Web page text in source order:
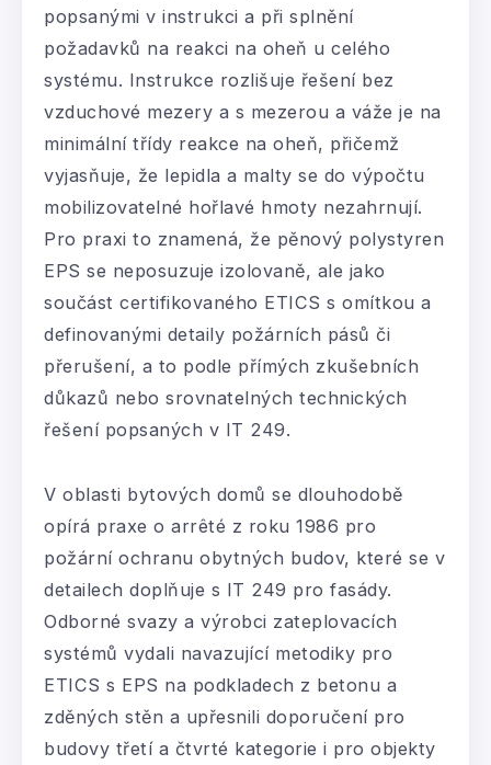
popsanými v instrukci a při splnění
požadavků na reakci na oheň u celého
systému. Instrukce rozlišuje řešení bez
vzduchové mezery a s mezerou a váže je na
minimální třídy reakce na oheň, přičemž
vyjasňuje, že lepidla a malty se do výpočtu
mobilizovatelné hořlavé hmoty nezahrnují.
Pro praxi to znamená, že pěnový polystyren
EPS se neposuzuje izolovaně, ale jako
součást certifikovaného ETICS s omítkou a
definovanými detaily požárních pásů či
přerušení, a to podle přímých zkušebních
důkazů nebo srovnatelných technických
řešení popsaných v IT 249.
V oblasti bytových domů se dlouhodobě
opírá praxe o arrêté z roku 1986 pro
požární ochranu obytných budov, které se v
detailech doplňuje s IT 249 pro fasády.
Odborné svazy a výrobci zateplovacích
systémů vydali navazující metodiky pro
ETICS s EPS na podkladech z betonu a
zděných stěn a upřesnili doporučení pro
budovy třetí a čtvrté kategorie i pro objekty